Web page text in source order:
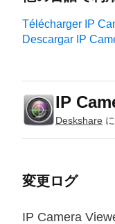
Télécharger IP
Descargar IP
IP
Deskshare
変更ログ
IP Camera